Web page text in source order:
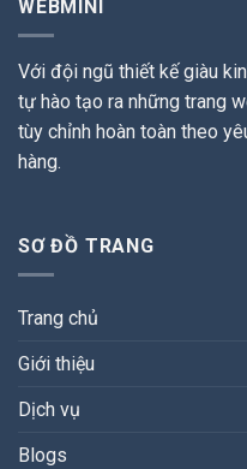
WEBMINI
Với đội ngũ thiết kế giàu
tự hào tạo ra những trang
tùy chỉnh hoàn toàn theo
hàng.
SƠ ĐỒ TRANG
Trang chủ
Giới thiệu
Dịch vụ
Blogs